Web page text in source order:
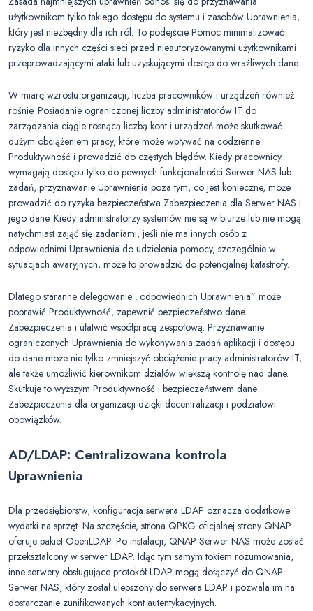
użytkownikom tylko takiego dostępu do systemu i zasobów Uprawnienia,
który jest niezbędny dla ich ról. To podejście Pomoc minimalizować
ryzyko dla innych części sieci przed nieautoryzowanymi użytkownikami
przeprowadzającymi ataki lub uzyskującymi dostęp do wrażliwych dane.
W miarę wzrostu organizacji, liczba pracowników i urządzeń również
rośnie. Posiadanie ograniczonej liczby administratorów IT do
zarządzania ciągle rosnącą liczbą kont i urządzeń może skutkować
dużym obciążeniem pracy, które może wpływać na codzienne
Produktywność i prowadzić do częstych błędów. Kiedy pracownicy
wymagają dostępu tylko do pewnych funkcjonalności Serwer NAS lub
zadań, przyznawanie Uprawnienia poza tym, co jest konieczne, może
prowadzić do ryzyka bezpieczeństwa Zabezpieczenia dla Serwer NAS i
jego dane. Kiedy administratorzy systemów nie są w biurze lub nie mogą
natychmiast zająć się zadaniami, jeśli nie ma innych osób z
odpowiednimi Uprawnienia do udzielenia pomocy, szczególnie w
sytuacjach awaryjnych, może to prowadzić do potencjalnej katastrofy.
Dlatego staranne delegowanie „odpowiednich Uprawnienia” może
poprawić Produktywność, zapewnić bezpieczeństwo dane
Zabezpieczenia i ułatwić współpracę zespołową. Przyznawanie
ograniczonych Uprawnienia do wykonywania zadań aplikacji i dostępu
do dane może nie tylko zmniejszyć obciążenie pracy administratorów IT,
ale także umożliwić kierownikom działów większą kontrolę nad dane.
Skutkuje to wyższym Produktywność i bezpieczeństwem dane
Zabezpieczenia dla organizacji dzięki decentralizacji i podziałowi
obowiązków.
AD/LDAP: Centralizowana kontrola
Uprawnienia
Dla przedsiębiorstw, konfiguracja serwera LDAP oznacza dodatkowe
wydatki na sprzęt. Na szczęście, strona QPKG oficjalnej strony QNAP
oferuje pakiet OpenLDAP. Po instalacji, QNAP Serwer NAS może zostać
przekształcony w serwer LDAP. Idąc tym samym tokiem rozumowania,
inne serwery obsługujące protokół LDAP mogą dołączyć do QNAP
Serwer NAS, który został ulepszony do serwera LDAP i pozwala im na
dostarczanie zunifikowanych kont autentykacyjnych.